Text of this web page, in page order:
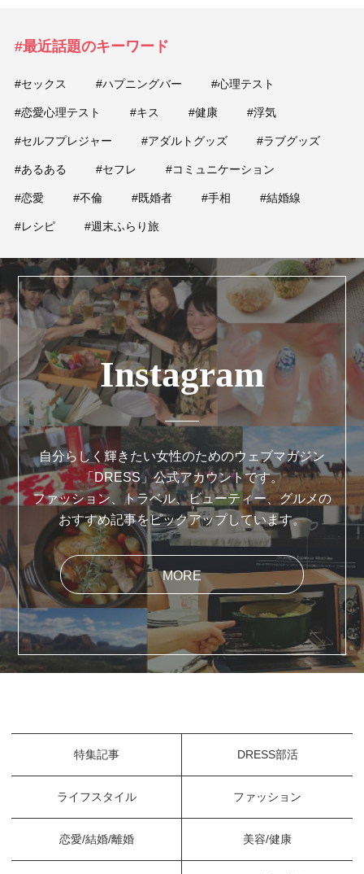
占い
ゲーム
#最近話題のキーワード
#セックス #ハプニングバー #心理テスト
#恋愛心理テスト #キス #健康 #浮気
#セルフプレジャー #アダルトグッズ #ラブグッズ
#あるある #セフレ #コミュニケーション
#恋愛 #不倫 #既婚者 #手相 #結婚線
#レシピ #週末ふらり旅
Instagram
自分らしく輝きたい女性のためのウェブマガジン
「DRESS」公式アカウントです。
ファッション、トラベル、ビューティー、グルメの
おすすめ記事をピックアップしています。
MORE
特集記事 DRESS部活
ライフスタイル ファッション
恋愛/結婚/離婚 美容/健康